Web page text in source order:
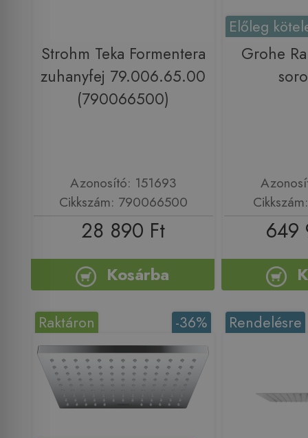
Strohm Teka Formentera
zuhanyfej 79.006.65.00
(790066500)
Azonosító: 151693
Cikkszám: 790066500
28 890 Ft
Kosárba
Előleg
Grohe
649
-36%
Raktáron Rendelésre